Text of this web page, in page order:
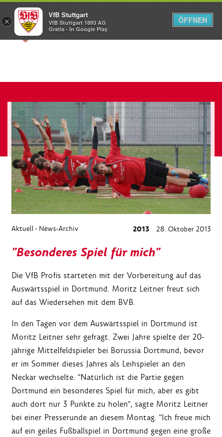
Menü
Aktuell › News-Archiv 2013 28. Oktober 2013
"Besonderes Spiel für mich"
Die VfB Profis starteten mit der Vorbereitung auf das
Auswärtsspiel in Dortmund. Moritz Leitner freut sich
auf das Wiedersehen mit dem BVB.
In den Tagen vor dem Auswärtsspiel in Dortmund ist
Moritz Leitner sehr gefragt. Zwei Jahre spielte der 20-
jährige Mittelfeldspieler bei Borussia Dortmund, bevor
er im Sommer dieses Jahres als Leihspieler an den
Neckar wechselte. "Natürlich ist die Partie gegen
Dortmund ein besonderes Spiel für mich, aber es gibt
auch dort nur 3 Punkte zu holen", sagte Moritz Leitner
bei einer Presserunde an diesem Montag. "Ich freue mich
auf ein geiles Fußballspiel in Dortmund gegen eine große
×
VfB Stuttgart
VfB Stuttgart 1893 AG
Gratis - In Google Play
ÖFFNEN